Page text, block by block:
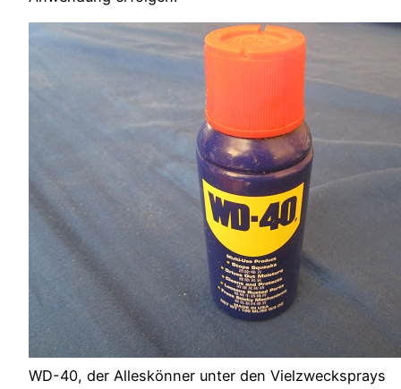
WD-40, der Alleskönner unter den Vielzwecksprays